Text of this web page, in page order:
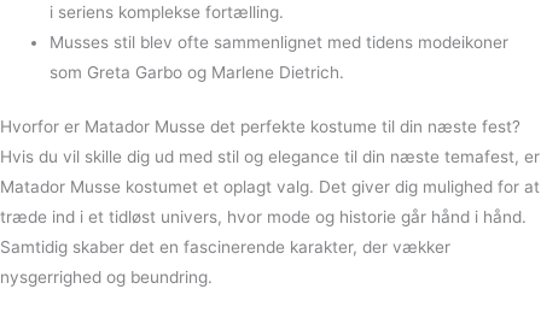
i seriens komplekse fortælling.
Musses stil blev ofte sammenlignet med tidens modeikoner
som Greta Garbo og Marlene Dietrich.
Hvorfor er Matador Musse det perfekte kostume til din næste fest?
Hvis du vil skille dig ud med stil og elegance til din næste temafest, er
Matador Musse kostumet et oplagt valg. Det giver dig mulighed for at
træde ind i et tidløst univers, hvor mode og historie går hånd i hånd.
Samtidig skaber det en fascinerende karakter, der vækker
nysgerrighed og beundring.